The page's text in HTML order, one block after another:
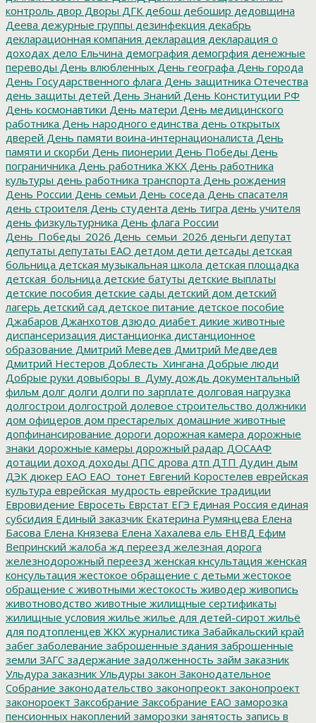
контроль двор Дворы ДГК дебош дебошир дедовщина
Деева дежурные группы дезинфекция декабрь
декларационная компания декларация декларация о
доходах дело Ельчина демография демогрфия денежные
переводы День влюбленных День географа День города
День Государственного флага День защитника Отечества
день защиты детей День Знаний День Конституции РФ
День космонавтики День матери День медицинского
работника День народного единства день открытых
дверей День памяти воина-интернационалиста День
памяти и скорби День пионерии День Победы День
пограничника День работника ЖКХ День работника
культуры день работника транспорта День рождения
День России День семьи День соседа День спасателя
день строителя День студента день тигра день учителя
день физкультурника День флага России
День_Победы_2026 День_семьи_2026 деньги депутат
депутаты депутаты ЕАО детдом дети детсады детская
больница детская музыкальная школа детская площадка
детская_больница детские батуты детские выплаты
детские пособия детские сады детский дом детский
лагерь детский сад детское питание детское пособие
Джабаров Джанхотов дзюдо диабет дикие животные
диспансеризация дистанционка дистанционное
образование Дмитрий Меведев Дмитрий Медведев
Дмитрий Нестеров Доблесть_Хингана Добрые люди
Добрые руки довыборы_в_Думу дождь документальный
фильм долг долги долги по зарплате долговая нагрузка
долгострои долгострой долевое строительство должники
дом офицеров дом престарелых домашние животные
допфинансирование дороги дорожная камера дорожные
знаки дорожные камеры дорожный радар ДОСААФ
дотации доход доходы ДПС дрова дтп ДТП Дудин дым
ДЭК дюкер ЕАО ЕАО_тонет Евгений Коростелев еврейская
культура еврейская_мудрость еврейские традиции
Евровидение Евросеть Еврстат ЕГЭ Единая Россия единая
субсидия Единый заказчик Екатерина Румянцева Елена
Басова Елена Князева Елена Хахалева ель ЕНВД Ефим
Вепринский жалоба жд переезд железная дорога
железнодорожный переезд женская кнсультация женская
консультация жестокое обращение с детьми жестокое
обращение с животными жестокость живодер живопись
животноводство животные жилищные сертификаты
жилищные условия жилье жилье для детей-сирот жильё
для подтопленцев ЖКХ журналистика Забайкальский край
забег заболевание заброшенные здания заброшенные
земли ЗАГС задержание задолженность займ заказник
Ульдура заказник Ульдуры закон Законодательное
Собрание законодательство законопреокт законопроект
законороект Заксобрание Заксобрание ЕАО заморозка
пенсионных накоплений заморозки занятость запись в